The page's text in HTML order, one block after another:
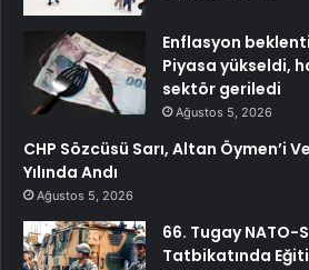
Enflasyon
Piyasa yükseldi,
sektör geriledi
Ağustos 5, 2026
CHP Sözcüsü Sarı, Altan Öymen’i
Yılında Andı
Ağustos 5, 2026
66. Tugay NATO-
Tatbikatında